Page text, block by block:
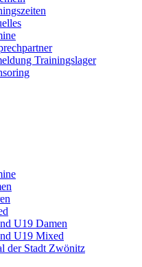
Trainingslager
U19 Damen
U19 Mixed
der Stadt Zwönitz